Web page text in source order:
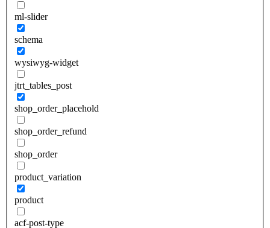
ml-slider
schema
wysiwyg-widget
jtrt_tables_post
shop_order_placehold
shop_order_refund
shop_order
product_variation
product
acf-post-type